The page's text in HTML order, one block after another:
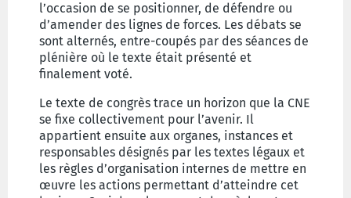
l’occasion de se positionner, de défendre ou
d’amender des lignes de forces. Les débats se
sont alternés, entre-coupés par des séances de
plénière où le texte était présenté et
finalement voté.
Le texte de congrès trace un horizon que la CNE
se fixe collectivement pour l’avenir. Il
appartient ensuite aux organes, instances et
responsables désignés par les textes légaux et
les règles d’organisation internes de mettre en
œuvre les actions permettant d’atteindre cet